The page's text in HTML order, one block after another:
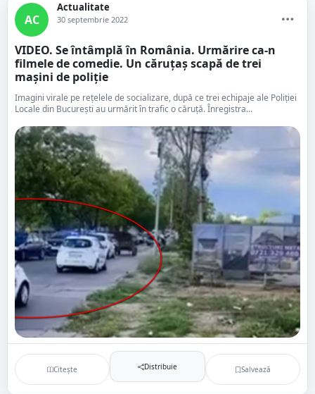
AC
Actualitate
30 septembrie 2022
VIDEO. Se întâmplă în România. Urmărire ca-n
filmele de comedie. Un căruțaș scapă de trei
mașini de poliție
Imagini virale pe rețelele de socializare, după ce trei echipaje ale Poliției
Locale din București au urmărit în trafic o căruță. Înregistra...
Citește Distribuie Salvează